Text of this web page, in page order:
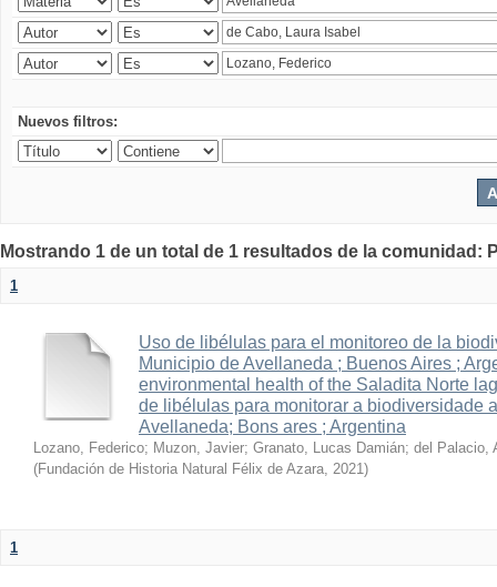
Nuevos filtros:
Mostrando 1 de un total de 1 resultados de la
1
Uso de libélulas para el monitoreo de la
Municipio de Avellaneda ; Buenos Aires ;
environmental health of the Saladita Norte
de libélulas para monitorar a biodiversidade
Avellaneda; Bons ares ; Argentina
Lozano, Federico; Muzon, Javier; Granato, Lucas Damián; del Palacio,
(Fundación de Historia Natural Félix de Azara, 2021)
1